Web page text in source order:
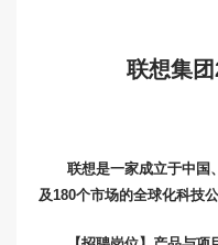
联想集
联想是一家成立于中国
及180个市场的全球化科技公